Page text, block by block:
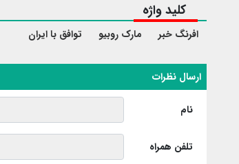
کلید واژه
افرنگ خبر مارک روبیو توافق با ایران
ارسال نظرات
نام
تلفن همراه